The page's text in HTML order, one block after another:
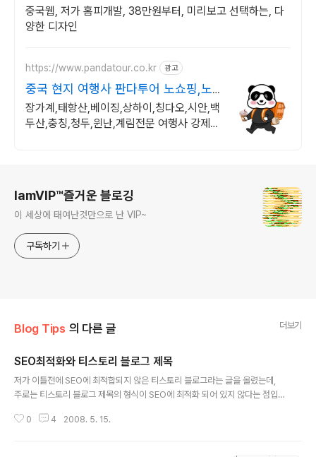
중국웹, 저가 홈피개발, 38만원부터, 미리보고 선택하는, 다
양한 디자인
https://www.pandatour.co.kr 광고
중국 현지 여행사 판다투어 노쇼핑,노
옵션,노팁
장가계,태항산,베이징,상하이,칭다오,시안,백
두산,충칭,청두,윈난,계림전문 여행사 강제쇼
IamVIP™즐거운 블로깅
이 세상에 태여난것만으로 난 VIP~
구독하기
Blog Tips 의 다른 글 더보기
SEO최적화와 티스토리 블로그 제목
저가 이틀전에 SEO에 최적합되지 않은 티스토리 블로그라는 글을 올렸는데,
주로는 티스토리 블로그 제목의 형식이 SEO에 최적화 되어 있지 않다는 점입
주셨습니다. 아주 간단하더군요.감사합니다~ 해결책은 아래와 같습니다. 티스
0 4 2008. 5. 15.